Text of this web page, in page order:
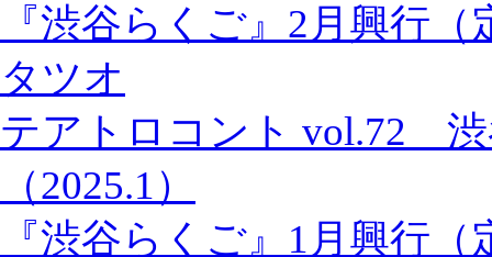
『渋谷らくご』2月興行
タツオ
テアトロコント vol.72
（2025.1）
『渋谷らくご』1月興行